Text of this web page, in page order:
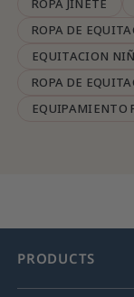
ROPA JINETE
ROPA DE
EQUITACION
ROPA DE
EQUIPAMIENTO
PRODUCTS